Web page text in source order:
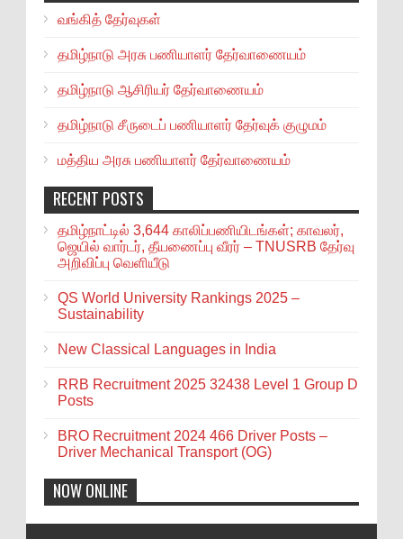
வங்கித் தேர்வுகள்
தமிழ்நாடு அரசு பணியாளர் தேர்வாணையம்
தமிழ்நாடு ஆசிரியர் தேர்வாணையம்
தமிழ்நாடு சீருடைப் பணியாளர் தேர்வுக் குழுமம்
மத்திய அரசு பணியாளர் தேர்வாணையம்
RECENT POSTS
தமிழ்நாட்டில் 3,644 காலிப்பணியிடங்கள்; காவலர்,
ஜெயில் வார்டர், தீயணைப்பு வீரர் – TNUSRB தேர்வு
அறிவிப்பு வெளியீடு
QS World University Rankings 2025 –
Sustainability
New Classical Languages in India
RRB Recruitment 2025 32438 Level 1 Group D
Posts
BRO Recruitment 2024 466 Driver Posts –
Driver Mechanical Transport (OG)
NOW ONLINE